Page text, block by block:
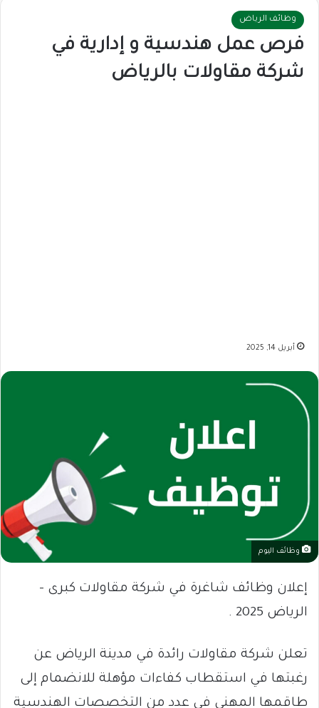
وظائف الرياض
فرص عمل هندسية و إدارية في
شركة مقاولات بالرياض
أبريل 14, 2025
وظائف اليوم
إعلان وظائف شاغرة في شركة مقاولات كبرى –
الرياض 2025 .
تعلن شركة مقاولات رائدة في مدينة الرياض عن
رغبتها في استقطاب كفاءات مؤهلة للانضمام إلى
طاقمها المهني في عدد من التخصصات الهندسية